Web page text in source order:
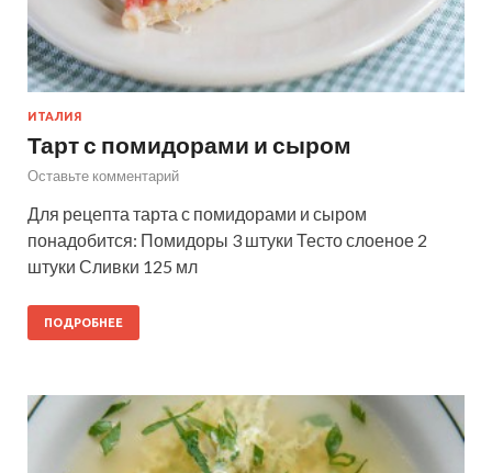
ИТАЛИЯ
Тарт с помидорами и сыром
Оставьте комментарий
Для рецепта тарта с помидорами и сыром
понадобится: Помидоры 3 штуки Тесто слоеное 2
штуки Сливки 125 мл
ПОДРОБНЕЕ